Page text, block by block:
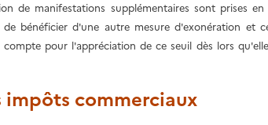
de manifestations supplémentaires sont prises
bénéficier d'une autre mesure d'exonération et
pour l'appréciation de ce seuil dès lors
commerciaux